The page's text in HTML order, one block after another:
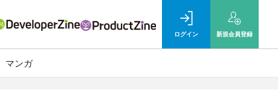
ログイン 新規会員登録
マンガ